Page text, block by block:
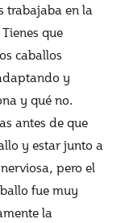
trabajaba en la
que
caballos
y
y qué no.
antes de que
y estar junto a
pero el
fue muy
la